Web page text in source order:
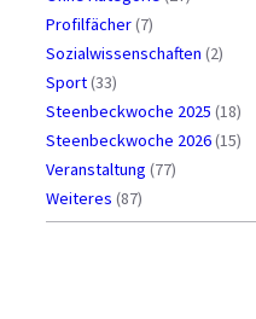
Profilfächer(7)
Sozialwissenschaften (2)
Sport(33)
Steenbeckwoche 2025 (18)
Steenbeckwoche 2026(15)
Veranstaltung (77)
Weiteres (87)